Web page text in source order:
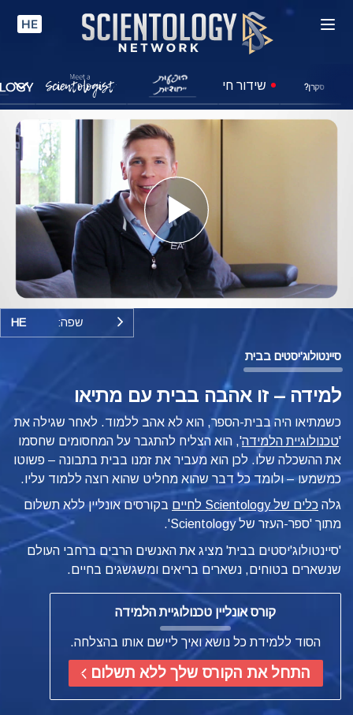
HE
סקרן? שידור חי
Play
Video
שפה: HE
סיינטולוג'יסטים בבית
למידה – זו אהבה בבית עם מתיאו
כשמתיאו היה בבית-הספר, הוא לא אהב ללמוד. לאחר שגילה את
'טכנולוגיית הלמידה', הוא הצליח להתגבר על המחסומים שחסמו
את ההשכלה שלו. לכן הוא מעביר את זמנו בבית בתבונה – פשוטו
כמשמעו – ולומד כל דבר שהוא מחליט שהוא רוצה ללמוד עליו.
גלה כלים של Scientology לחיים
בקורסים אונליין ללא תשלום
מתוך 'ספר-העזר של Scientology'.
'סיינטולוג'יסטים בבית' מציג את האנשים הרבים ברחבי העולם
שנשארים בטוחים, נשארים בריאים ומשגשגים בחיים.
קורס אונליין טכנולוגיית הלמידה
הסוד ללמידת כל נושא ואיך ליישם אותו בהצלחה.
התחל את הקורס שלך ללא תשלום